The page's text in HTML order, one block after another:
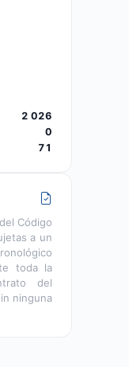
2 026
0
71
Código
a un
toda la
del
ninguna